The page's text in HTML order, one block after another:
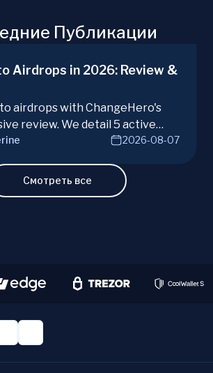
Публикации
Airdrops in 2026: Review &
airdrops with ChangeHero's
review. We detail 5 active
benefits, and a vital checklist
2026-08-07
Смотреть все